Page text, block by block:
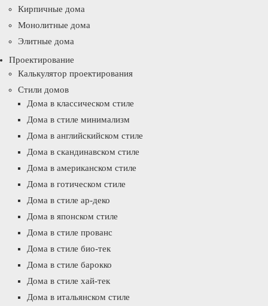
Кирпичные дома
Монолитные дома
Элитные дома
Проектирование
Калькулятор проектирования
Стили домов
Дома в классическом стиле
Дома в стиле минимализм
Дома в английскийском стиле
Дома в скандинавском стиле
Дома в американском стиле
Дома в готическом стиле
Дома в стиле ар-деко
Дома в японском стиле
Дома в стиле прованс
Дома в стиле био-тек
Дома в стиле барокко
Дома в стиле хай-тек
Дома в итальянском стиле